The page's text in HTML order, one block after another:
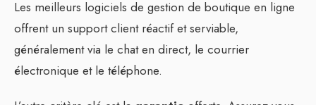
Les meilleurs logiciels de gestion de boutique en ligne
offrent un support client réactif et serviable,
généralement via le chat en direct, le courrier
électronique et le téléphone.